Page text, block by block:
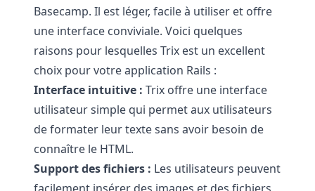
Basecamp. Il est léger, facile à utiliser et offre
une interface conviviale. Voici quelques
raisons pour lesquelles Trix est un excellent
choix pour votre application Rails :
Interface intuitive : Trix offre une interface
utilisateur simple qui permet aux utilisateurs
de formater leur texte sans avoir besoin de
connaître le HTML.
Support des fichiers : Les utilisateurs peuvent